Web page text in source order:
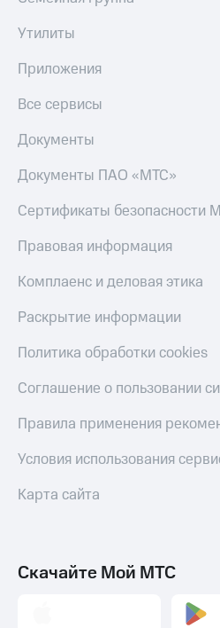
Утилиты
Приложения
Все сервисы
Документы
Документы ПАО «МТС»
Сертификаты безопасности
Правовая информация
Комплаенс и деловая этика
Раскрытие информации
Политика обработки cookies
Соглашение о пользовании
Правила применения
Условия использования
Карта сайта
Скачайте Мой МТС